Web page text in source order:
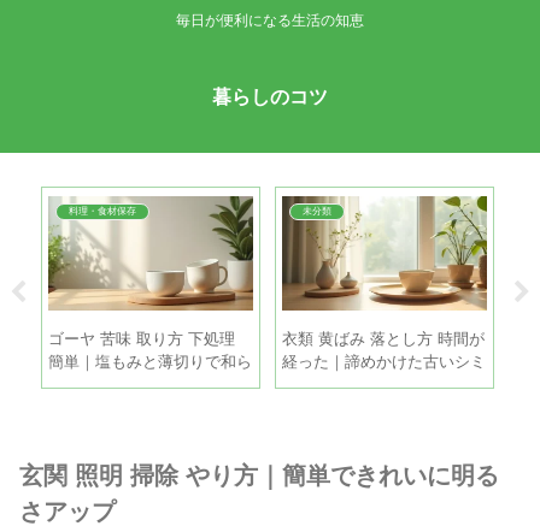
毎日が便利になる生活の知恵
暮らしのコツ
料理・食材保存
ゴーヤ 苦味 取り方 下処理
簡単｜塩もみと薄切りで和ら
げる手順
未分類
衣類 黄ばみ 落とし方 時間が
経った｜諦めかけた古いシミ
も家庭で復活させる方法
玄関 照明 掃除 やり方｜簡単できれいに明る
さアップ